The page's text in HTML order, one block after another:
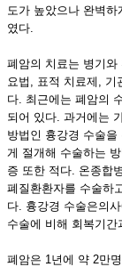
도가 높았으나 완벽
였다.
폐암의 치료는 병기
요법, 표적 치료제, 기
다. 최근에는 폐암의
되어 있다. 과거에는
방법인 흉강경 수술
게 절개해 수술하는
증 또한 적다. 온종합
폐질환환자를 수술하
다. 흉강경 수술은의
수술에 비해 회복기간
폐암은 1년에 약 2만